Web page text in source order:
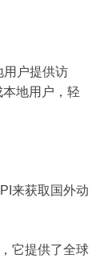
户提供访
地用户，轻
来获取国外动
它提供了全球